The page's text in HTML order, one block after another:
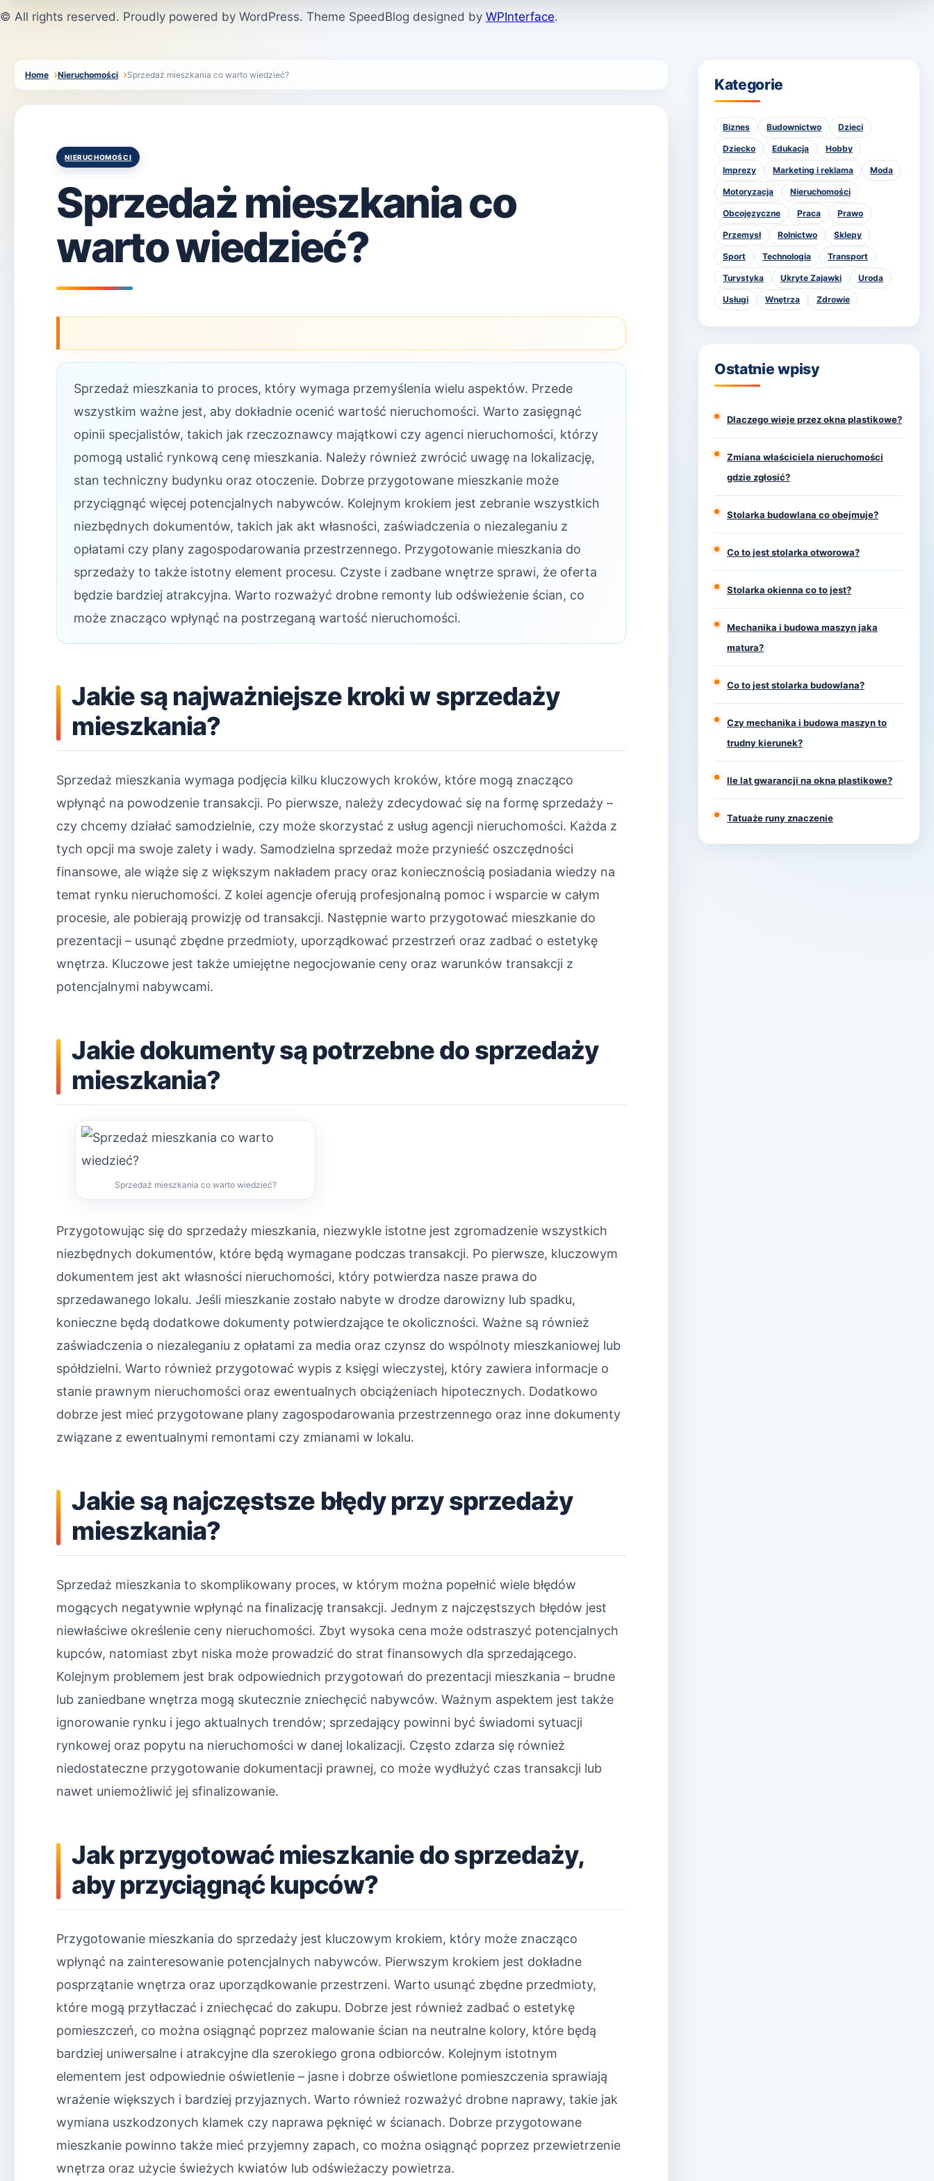
© All rights reserved. Proudly powered by WordPress. Theme SpeedBlog designed by WPInterface.
Home Nieruchomości Sprzedaż mieszkania co warto wiedzieć?
Posted
NIERUCHOMOŚCI
Sprzedaż mieszkania co
warto wiedzieć?
Sprzedaż mieszkania to proces, który wymaga przemyślenia wielu aspektów. Przede
wszystkim ważne jest, aby dokładnie ocenić wartość nieruchomości. Warto zasięgnąć
opinii specjalistów, takich jak rzeczoznawcy majątkowi czy agenci nieruchomości, którzy
pomogą ustalić rynkową cenę mieszkania. Należy również zwrócić uwagę na lokalizację,
stan techniczny budynku oraz otoczenie. Dobrze przygotowane mieszkanie może
przyciągnąć więcej potencjalnych nabywców. Kolejnym krokiem jest zebranie wszystkich
niezbędnych dokumentów, takich jak akt własności, zaświadczenia o niezaleganiu z
opłatami czy plany zagospodarowania przestrzennego. Przygotowanie mieszkania do
sprzedaży to także istotny element procesu. Czyste i zadbane wnętrze sprawi, że oferta
będzie bardziej atrakcyjna. Warto rozważyć drobne remonty lub odświeżenie ścian, co
może znacząco wpłynąć na postrzeganą wartość nieruchomości.
Jakie są najważniejsze kroki w sprzedaży
mieszkania?
Sprzedaż mieszkania wymaga podjęcia kilku kluczowych kroków, które mogą znacząco
wpłynąć na powodzenie transakcji. Po pierwsze, należy zdecydować się na formę sprzedaży –
czy chcemy działać samodzielnie, czy może skorzystać z usług agencji nieruchomości. Każda z
tych opcji ma swoje zalety i wady. Samodzielna sprzedaż może przynieść oszczędności
finansowe, ale wiąże się z większym nakładem pracy oraz koniecznością posiadania wiedzy na
temat rynku nieruchomości. Z kolei agencje oferują profesjonalną pomoc i wsparcie w całym
procesie, ale pobierają prowizję od transakcji. Następnie warto przygotować mieszkanie do
prezentacji – usunąć zbędne przedmioty, uporządkować przestrzeń oraz zadbać o estetykę
wnętrza. Kluczowe jest także umiejętne negocjowanie ceny oraz warunków transakcji z
potencjalnymi nabywcami.
Jakie dokumenty są potrzebne do sprzedaży
mieszkania?
Sprzedaż mieszkania co warto wiedzieć?
Przygotowując się do sprzedaży mieszkania, niezwykle istotne jest zgromadzenie wszystkich
niezbędnych dokumentów, które będą wymagane podczas transakcji. Po pierwsze, kluczowym
dokumentem jest akt własności nieruchomości, który potwierdza nasze prawa do
sprzedawanego lokalu. Jeśli mieszkanie zostało nabyte w drodze darowizny lub spadku,
konieczne będą dodatkowe dokumenty potwierdzające te okoliczności. Ważne są również
zaświadczenia o niezaleganiu z opłatami za media oraz czynsz do wspólnoty mieszkaniowej lub
spółdzielni. Warto również przygotować wypis z księgi wieczystej, który zawiera informacje o
stanie prawnym nieruchomości oraz ewentualnych obciążeniach hipotecznych. Dodatkowo
dobrze jest mieć przygotowane plany zagospodarowania przestrzennego oraz inne dokumenty
związane z ewentualnymi remontami czy zmianami w lokalu.
Jakie są najczęstsze błędy przy sprzedaży
mieszkania?
Sprzedaż mieszkania to skomplikowany proces, w którym można popełnić wiele błędów
mogących negatywnie wpłynąć na finalizację transakcji. Jednym z najczęstszych błędów jest
niewłaściwe określenie ceny nieruchomości. Zbyt wysoka cena może odstraszyć potencjalnych
kupców, natomiast zbyt niska może prowadzić do strat finansowych dla sprzedającego.
Kolejnym problemem jest brak odpowiednich przygotowań do prezentacji mieszkania – brudne
lub zaniedbane wnętrza mogą skutecznie zniechęcić nabywców. Ważnym aspektem jest także
ignorowanie rynku i jego aktualnych trendów; sprzedający powinni być świadomi sytuacji
rynkowej oraz popytu na nieruchomości w danej lokalizacji. Często zdarza się również
niedostateczne przygotowanie dokumentacji prawnej, co może wydłużyć czas transakcji lub
nawet uniemożliwić jej sfinalizowanie.
Jak przygotować mieszkanie do sprzedaży,
aby przyciągnąć kupców?
Przygotowanie mieszkania do sprzedaży jest kluczowym krokiem, który może znacząco
wpłynąć na zainteresowanie potencjalnych nabywców. Pierwszym krokiem jest dokładne
posprzątanie wnętrza oraz uporządkowanie przestrzeni. Warto usunąć zbędne przedmioty,
które mogą przytłaczać i zniechęcać do zakupu. Dobrze jest również zadbać o estetykę
pomieszczeń, co można osiągnąć poprzez malowanie ścian na neutralne kolory, które będą
bardziej uniwersalne i atrakcyjne dla szerokiego grona odbiorców. Kolejnym istotnym
elementem jest odpowiednie oświetlenie – jasne i dobrze oświetlone pomieszczenia sprawiają
wrażenie większych i bardziej przyjaznych. Warto również rozważyć drobne naprawy, takie jak
wymiana uszkodzonych klamek czy naprawa pęknięć w ścianach. Dobrze przygotowane
mieszkanie powinno także mieć przyjemny zapach, co można osiągnąć poprzez przewietrzenie
wnętrza oraz użycie świeżych kwiatów lub odświeżaczy powietrza.
Kategorie
Biznes Budownictwo Dzieci
Dziecko Edukacja Hobby
Imprezy Marketing i reklama Moda
Motoryzacja Nieruchomości
Obcojęzyczne Praca Prawo
Przemysł Rolnictwo Sklepy
Sport Technologia Transport
Turystyka Ukryte Zajawki Uroda
Usługi Wnętrza Zdrowie
Ostatnie wpisy
Dlaczego wieje przez okna plastikowe?
Zmiana właściciela nieruchomości
gdzie zgłosić?
Stolarka budowlana co obejmuje?
Co to jest stolarka otworowa?
Stolarka okienna co to jest?
Mechanika i budowa maszyn jaka
matura?
Co to jest stolarka budowlana?
Czy mechanika i budowa maszyn to
trudny kierunek?
Ile lat gwarancji na okna plastikowe?
Tatuaże runy znaczenie